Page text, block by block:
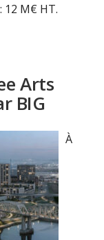
12 M€ HT.
Arts
BIG
À